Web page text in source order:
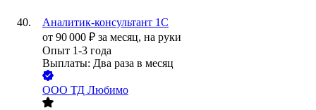
Аналитик-консультант 1С
от 90 000 ₽ за месяц, на руки
Опыт 1-3 года
Выплаты: Два раза в месяц
ООО ТД Любимо